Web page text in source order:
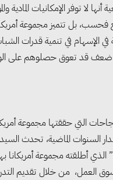
أنها لا توفر الإمكانيات المادية
فحسب، بل تتميز مجموعة
في الإسهام في تنمية قدرات
ضعف قد تعوق حصلوهم على
التي حققتها مجموعة
السنوات الماضية، تحدث
الذي أطلقته مجموعة
العمل، من خلال تقديم